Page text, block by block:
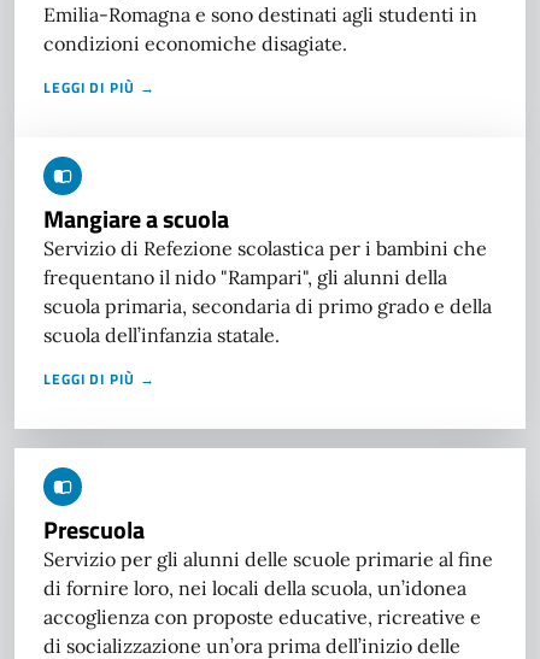
Emilia-Romagna e sono destinati agli studenti in
condizioni economiche disagiate.
LEGGI DI PIÙ →
Mangiare a scuola
Servizio di Refezione scolastica per i bambini che
frequentano il nido "Rampari", gli alunni della
scuola primaria, secondaria di primo grado e della
scuola dell’infanzia statale.
LEGGI DI PIÙ →
Prescuola
Servizio per gli alunni delle scuole primarie al fine
di fornire loro, nei locali della scuola, un’idonea
accoglienza con proposte educative, ricreative e
di socializzazione un’ora prima dell’inizio delle